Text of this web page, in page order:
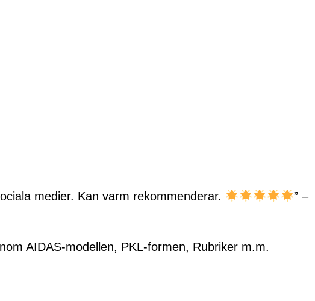
medier. Kan varm rekommenderar.
” –
AIDAS-modellen, PKL-formen, Rubriker m.m.